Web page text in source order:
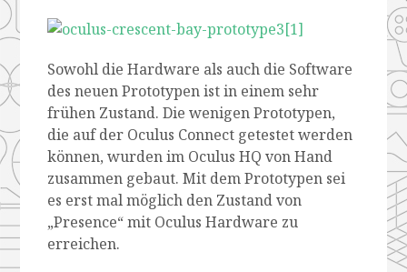
Sowohl die Hardware als auch die Software
des neuen Prototypen ist in einem sehr
frühen Zustand. Die wenigen Prototypen,
die auf der Oculus Connect getestet werden
können, wurden im Oculus HQ von Hand
zusammen gebaut. Mit dem Prototypen sei
es erst mal möglich den Zustand von
„Presence“ mit Oculus Hardware zu
erreichen.